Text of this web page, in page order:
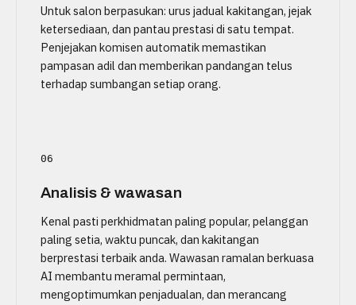
Untuk salon berpasukan: urus jadual kakitangan, jejak
ketersediaan, dan pantau prestasi di satu tempat.
Penjejakan komisen automatik memastikan
pampasan adil dan memberikan pandangan telus
terhadap sumbangan setiap orang.
06
Analisis & wawasan
Kenal pasti perkhidmatan paling popular, pelanggan
paling setia, waktu puncak, dan kakitangan
berprestasi terbaik anda. Wawasan ramalan berkuasa
AI membantu meramal permintaan,
mengoptimumkan penjadualan, dan merancang